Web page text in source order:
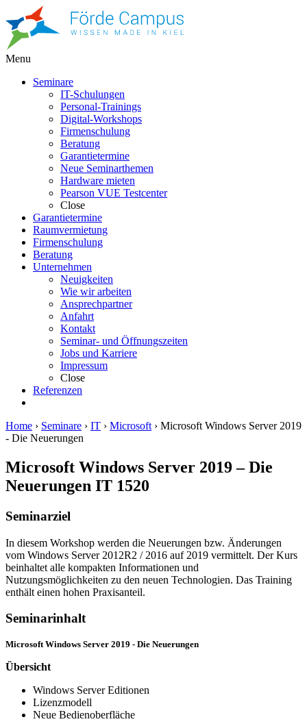
Menu
Seminare
IT-Schulungen
Personal-Trainings
Digital-Workshops
Firmenschulung
Beratung
Garantietermine
Neue Seminarthemen
Hardware mieten
Pearson VUE Testcenter
Close
Garantietermine
Raumvermietung
Firmenschulung
Beratung
Unternehmen
Neuigkeiten
Wie wir arbeiten
Ansprechpartner
Anfahrt
Kontakt
Seminar- und Öffnungszeiten
Jobs und Karriere
Impressum
Close
Referenzen
Home › Seminare › IT › Microsoft › Microsoft Windows Server 2019
- Die Neuerungen
Microsoft Windows Server 2019 – Die
Neuerungen IT 1520
Seminarziel
In diesem Workshop werden die Neuerungen bzw. Änderungen
vom Windows Server 2012R2 / 2016 auf 2019 vermittelt. Der Kurs
beinhaltet alle kompakten Informationen und
Nutzungsmöglichkeiten zu den neuen Technologien. Das Training
enthält einen hohen Praxisanteil.
Seminarinhalt
Microsoft Windows Server 2019 - Die Neuerungen
Übersicht
Windows Server Editionen
Lizenzmodell
Neue Bedienoberfläche